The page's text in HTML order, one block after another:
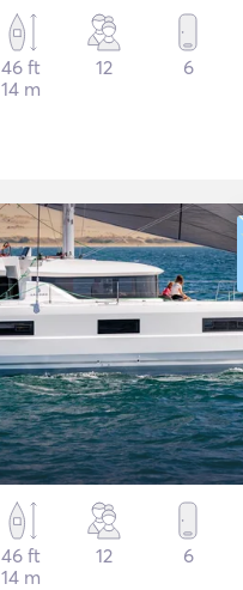
46 ft
14 m
12 6
46 ft
14 m
12 6